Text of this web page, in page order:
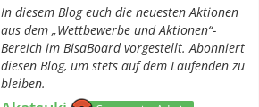
In diesem Blog euch die neuesten Aktionen
aus dem „Wettbewerbe und Aktionen“-
Bereich im BisaBoard vorgestellt. Abonniert
diesen Blog, um stets auf dem Laufenden zu
bleiben.